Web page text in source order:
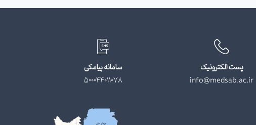
پست الکترونیک
info@medsab.ac.ir
سامانه پیامکی
500044011078